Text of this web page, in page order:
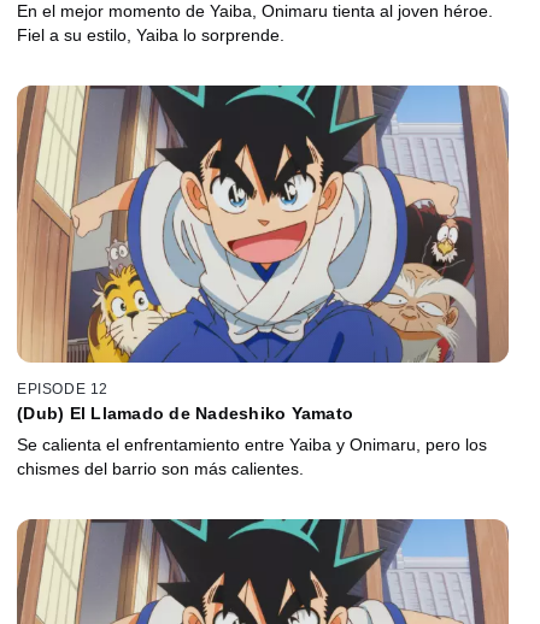
En el mejor momento de Yaiba, Onimaru tienta al joven héroe.
Fiel a su estilo, Yaiba lo sorprende.
EPISODE 12
(Dub) El Llamado de Nadeshiko Yamato
Se calienta el enfrentamiento entre Yaiba y Onimaru, pero los
chismes del barrio son más calientes.